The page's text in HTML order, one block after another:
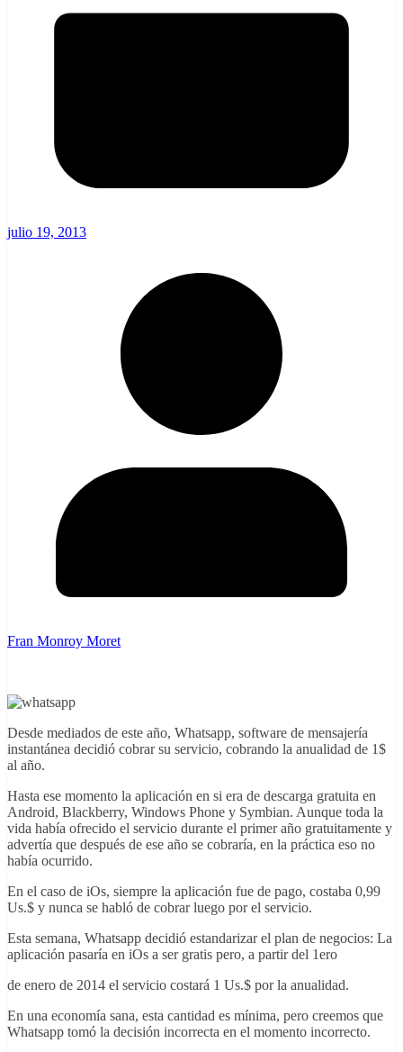
julio 19, 2013
Fran Monroy Moret
Desde mediados de este año, Whatsapp, software de mensajería
instantánea decidió cobrar su servicio, cobrando la anualidad de 1$
al año.
Hasta ese momento la aplicación en si era de descarga gratuita en
Android, Blackberry, Windows Phone y Symbian. Aunque toda la
vida había ofrecido el servicio durante el primer año gratuitamente y
advertía que después de ese año se cobraría, en la práctica eso no
había ocurrido.
En el caso de iOs, siempre la aplicación fue de pago, costaba 0,99
Us.$ y nunca se habló de cobrar luego por el servicio.
Esta semana, Whatsapp decidió estandarizar el plan de negocios: La
aplicación pasaría en iOs a ser gratis pero, a partir del 1ero
de enero de 2014 el servicio costará 1 Us.$ por la anualidad.
En una economía sana, esta cantidad es mínima, pero creemos que
Whatsapp tomó la decisión incorrecta en el momento incorrecto.